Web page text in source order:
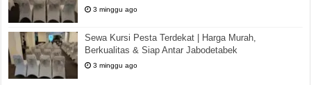
3 minggu ago
Sewa Kursi Pesta Terdekat | Harga Murah,
Berkualitas & Siap Antar Jabodetabek
3 minggu ago